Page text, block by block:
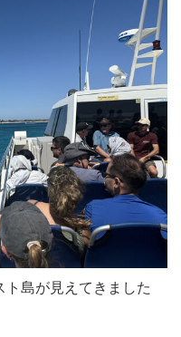
島が見えてきました